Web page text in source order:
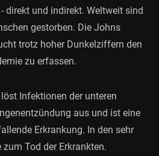
direkt und indirekt. Weltweit sind
gestorben. Die Johns
trotz hoher Dunkelziffern den
zu erfassen.
löst Infektionen der unteren
aus und ist eine
Erkrankung. In den sehr
Tod der Erkrankten.